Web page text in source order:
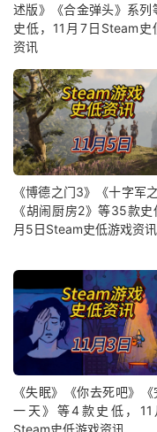
述版》《合金弹头》系列
史低，11月7日Steam史
资讯
《博德之门3》《十字军
《胡闹厨房2》等35款史
月5日Steam史低游戏资讯
《失眠》《你去死吧》《
一天》等4款史低，11
Steam史低游戏资讯